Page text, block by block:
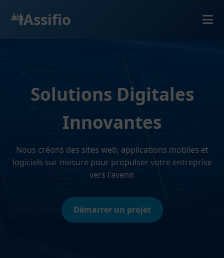
Assifio
Solutions Digitales
Innovantes
Nous créons des sites web, applications mobiles et
logiciels sur mesure pour propulser votre entreprise
vers l'avenir.
Démarrer un projet